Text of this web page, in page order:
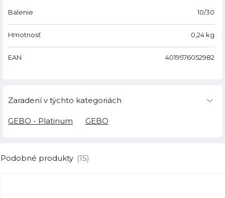
Balenie 10/30
Hmotnosť 0,24 kg
EAN 4019576052982
Zaradení v týchto kategoriách
GEBO - Platinum GEBO
Podobné produkty (15)